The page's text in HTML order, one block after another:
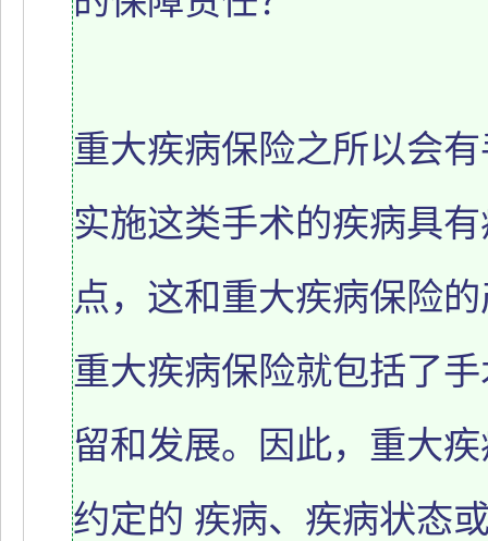
重大疾病保险之所以会
实施这类手术的疾病具
点，这和重大疾病保险
重大疾病保险就包括了
留和发展。因此，重大
约定的 疾病、疾病状态